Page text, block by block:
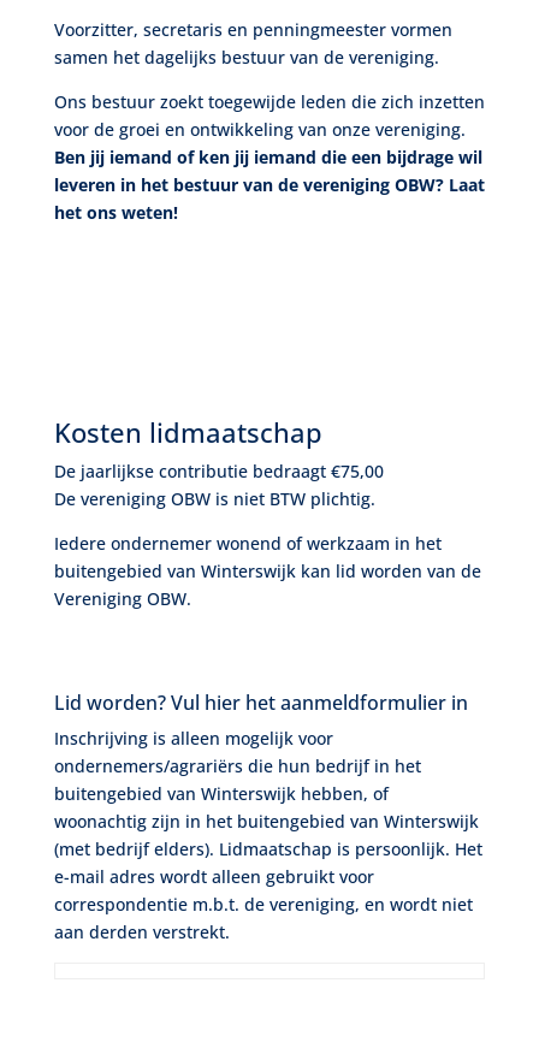
Voorzitter, secretaris en penningmeester vormen
samen het dagelijks bestuur van de vereniging.
Ons bestuur zoekt toegewijde leden die zich inzetten
voor de groei en ontwikkeling van onze vereniging.
Ben jij iemand of ken jij iemand die een bijdrage wil
leveren in het bestuur van de vereniging OBW? Laat
het ons weten!
Kosten lidmaatschap
De jaarlijkse contributie bedraagt €75,00
De vereniging OBW is niet BTW plichtig.
Iedere ondernemer wonend of werkzaam in het
buitengebied van Winterswijk kan lid worden van de
Vereniging OBW.
Lid worden? Vul hier het aanmeldformulier in
Inschrijving is alleen mogelijk voor
ondernemers/agrariërs die hun bedrijf in het
buitengebied van Winterswijk hebben, of
woonachtig zijn in het buitengebied van Winterswijk
(met bedrijf elders). Lidmaatschap is persoonlijk. Het
e-mail adres wordt alleen gebruikt voor
correspondentie m.b.t. de vereniging, en wordt niet
aan derden verstrekt.